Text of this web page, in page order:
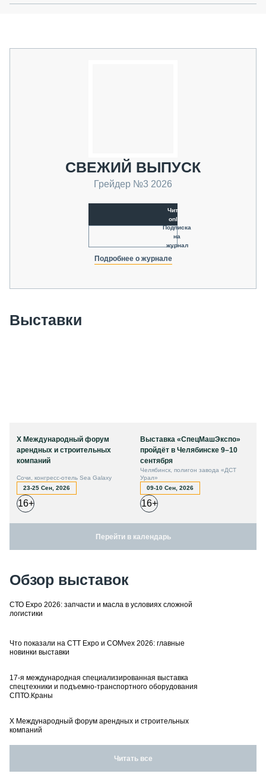
СВЕЖИЙ ВЫПУСК
Грейдер №3 2026
Читать
online
Подписка
на
журнал
Подробнее о журнале
Выставки
X Международный форум
арендных и строительных
компаний
Сочи, конгресс-отель Sea Galaxy
23-25 Сен, 2026
16+
Выставка «СпецМашЭкспо»
пройдёт в Челябинске 9–10
сентября
Челябинск, полигон завода «ДСТ
Урал»
09-10 Сен, 2026
16+
Перейти в календарь
Обзор выставок
СТО Expo 2026: запчасти и масла в условиях сложной
логистики
Что показали на CTT Expo и COMvex 2026: главные
новинки выставки
17-я международная специализированная выставка
спецтехники и подъемно-транспортного оборудования
СПТО.Краны
X Международный форум арендных и строительных
компаний
Читать все